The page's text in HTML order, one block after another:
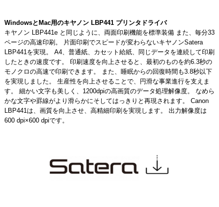
WindowsとMac用のキヤノン LBP441 プリンタドライバ
キヤノン LBP441e と同じように、両面印刷機能を標準装備 また、毎分33
ページの高速印刷。 片面印刷でスピードが変わらないキヤノンSatera
LBP441を実現。 A4、普通紙、カセット給紙、同じデータを連続して印刷
したときの速度です。 印刷速度を向上させると、最初のものを約6.3秒の
モノクロの高速で印刷できます。 また、睡眠からの回復時間も3.8秒以下
を実現しました。 生産性を向上させることで、円滑な事業進行を支えま
す。 細かい文字も美しく、1200dpiの高画質のデータ処理解像度。 なめら
かな文字や罫線がより滑らかにそしてはっきりと再現されます。 Canon
LBP441は、画質を向上させ、高精細印刷を実現します。 出力解像度は
600 dpi×600 dpiです。